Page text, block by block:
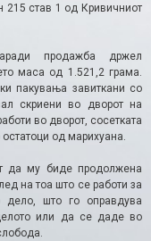
215 став 1 од Кривичниот
продажба држел
маса од 1.521,2 грама.
пакувања завиткани со
скриени во дворот на
во дворот, сосетката
од марихуана.
да му биде продолжена
на тоа што се работи за
дело, што го оправдува
или да се даде во